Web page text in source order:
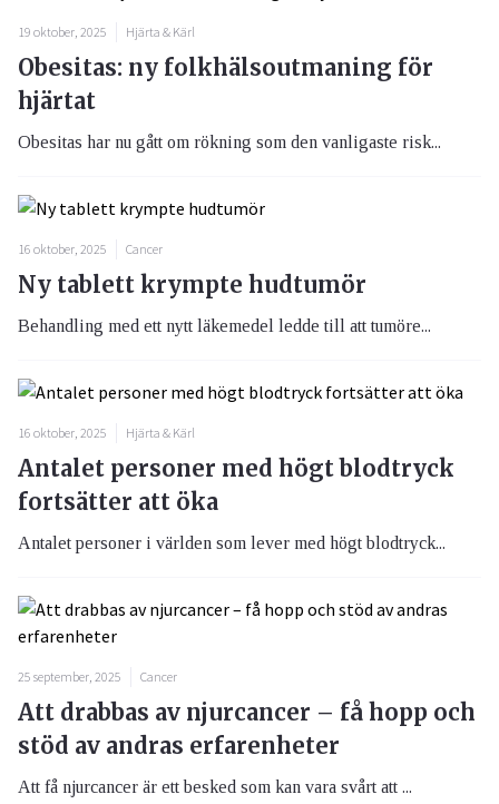
19 oktober, 2025 Hjärta & Kärl
Obesitas: ny folkhälsoutmaning för
hjärtat
Obesitas har nu gått om rökning som den vanligaste risk...
16 oktober, 2025 Cancer
Ny tablett krympte hudtumör
Behandling med ett nytt läkemedel ledde till att tumöre...
16 oktober, 2025 Hjärta & Kärl
Antalet personer med högt blodtryck
fortsätter att öka
Antalet personer i världen som lever med högt blodtryck...
25 september, 2025 Cancer
Att drabbas av njurcancer – få hopp och
stöd av andras erfarenheter
Att få njurcancer är ett besked som kan vara svårt att ...